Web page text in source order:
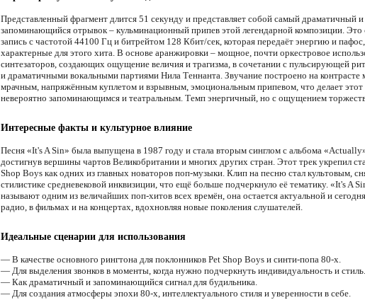
Представленный фрагмент длится 51 секунду и представляет собой самый драматичный и
запоминающийся отрывок – кульминационный припев этой легендарной композиции. Это
запись с частотой 44100 Гц и битрейтом 128 Кбит/сек, которая передаёт энергию и пафос,
характерные для этого хита. В основе аранжировки – мощное, почти оркестровое
синтезаторов, создающих ощущение величия и трагизма, в сочетании с пульсирующей
и драматичными вокальными партиями Нила Теннанта. Звучание построено на контрасте
мрачным, напряжённым куплетом и взрывным, эмоциональным припевом, что делает этот
невероятно запоминающимся и театральным. Темп энергичный, но с ощущением
Интересные факты и культурное влияние
Песня «It's A Sin» была выпущена в 1987 году и стала вторым синглом с альбома
достигнув вершины чартов Великобритании и многих других стран. Этот трек укрепил
Shop Boys как одних из главных новаторов поп-музыки. Клип на песню стал культовым,
стилистике средневековой инквизиции, что ещё больше подчеркнуло её тематику. «It's A
называют одним из величайших поп-хитов всех времён, она остается актуальной и
радио, в фильмах и на концертах, вдохновляя новые поколения слушателей.
Идеальные сценарии для использования
— В качестве основного рингтона для поклонников Pet Shop Boys и синти-попа 80-х.
— Для выделения звонков в моменты, когда нужно подчеркнуть индивидуальность и стиль.
— Как драматичный и запоминающийся сигнал для будильника.
— Для создания атмосферы эпохи 80-х, интеллектуального стиля и уверенности в себе.